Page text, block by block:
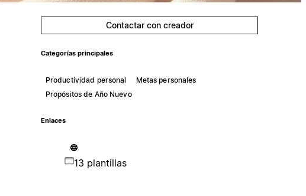
Contactar con creador
Categorías principales
Productividad personal
Metas personales
Propósitos de Año Nuevo
Enlaces
13 plantillas